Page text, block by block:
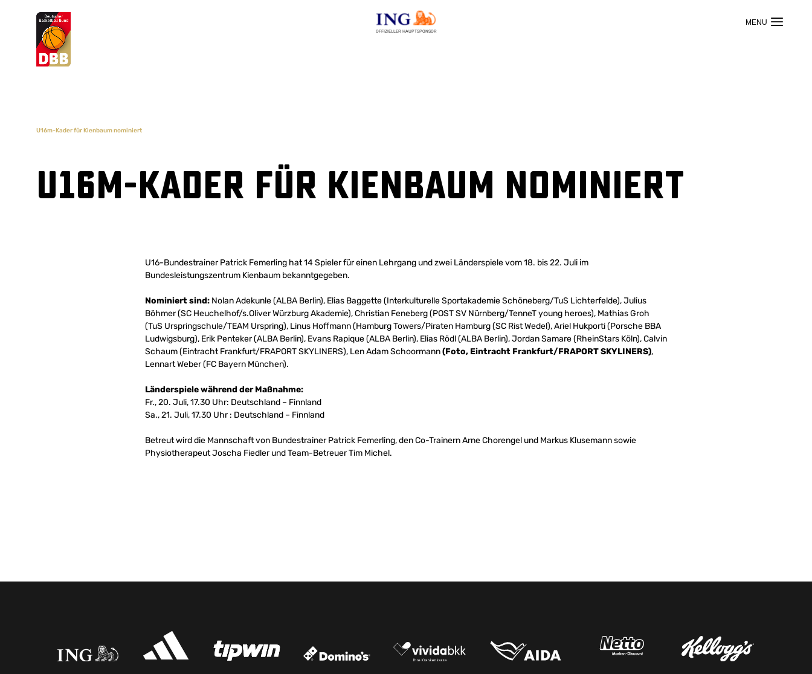
OFFIZIELLER HAUPTSPONSOR
Suchvorschläge
U16m-Kader für Kienbaum nominiert
U16m-Kader für Kienbaum nominiert
U16-Bundestrainer Patrick Femerling hat 14 Spieler für einen Lehrgang und zwei Länderspiele vom 18. bis 22. Juli im
Bundesleistungszentrum Kienbaum bekanntgegeben.
Nominiert sind: Nolan Adekunle (ALBA Berlin), Elias Baggette (Interkulturelle Sportakademie Schöneberg/TuS Lichterfelde), Julius
Böhmer (SC Heuchelhof/s.Oliver Würzburg Akademie), Christian Feneberg (POST SV Nürnberg/TenneT young heroes), Mathias Groh
(TuS Urspringschule/TEAM Urspring), Linus Hoffmann (Hamburg Towers/Piraten Hamburg (SC Rist Wedel), Ariel Hukporti (Porsche BBA
Ludwigsburg), Erik Penteker (ALBA Berlin), Evans Rapique (ALBA Berlin), Elias Rödl (ALBA Berlin), Jordan Samare (RheinStars Köln), Calvin
Schaum (Eintracht Frankfurt/FRAPORT SKYLINERS), Len Adam Schoormann(Foto, Eintracht Frankfurt/FRAPORT SKYLINERS),
Lennart Weber (FC Bayern München).
Länderspiele während der Maßnahme:
Fr., 20. Juli, 17.30 Uhr: Deutschland – Finnland
Sa., 21. Juli, 17.30 Uhr : Deutschland – Finnland
Betreut wird die Mannschaft von Bundestrainer Patrick Femerling, den Co-Trainern Arne Chorengel und Markus Klusemann sowie
Physiotherapeut Joscha Fiedler und Team-Betreuer Tim Michel.